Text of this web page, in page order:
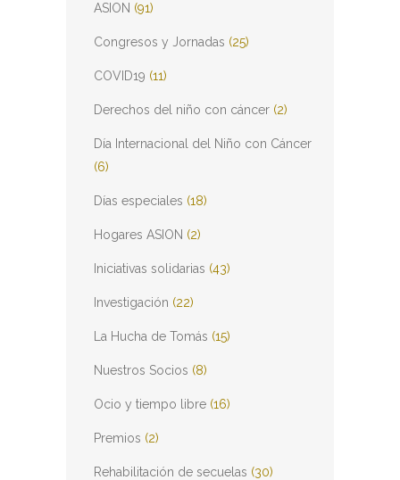
ASION (91)
Congresos y Jornadas (25)
COVID19 (11)
Derechos del niño con cáncer (2)
Día Internacional del Niño con Cáncer
(6)
Días especiales (18)
Hogares ASION (2)
Iniciativas solidarias (43)
Investigación (22)
La Hucha de Tomás (15)
Nuestros Socios (8)
Ocio y tiempo libre (16)
Premios (2)
Rehabilitación de secuelas (30)